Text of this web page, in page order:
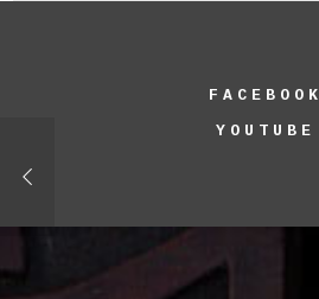
FACEBOOK
YOUTUBE